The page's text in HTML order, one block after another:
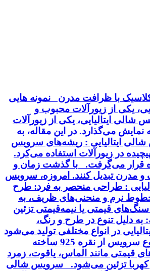
با ظرافت مدرن نمونه هایی
یکی از زیورآلات محبوب و
ایتالیایی، یکی از زیورآلات
می‌گذارد. در این مقاله، به
شالی ایتالیایی : ریشه‌های سرویس
در زیورآلات استفاده می‌کرد.
قرار می‌گرفت. با گذشت زمان و
و مدرن تبدیل کنند. امروزه، سرویس
: طراحی منحصر به فرد: طرح
نرم و منحنی‌های ظریف، به
قیمتی یا نیمه‌قیمتی تزئین
دلیل تنوع در طرح و رنگ،
در انواع مختلفی تولید می‌شود
که از نظر جنس، طرح و سنگ‌های تزئینی با هم تفاوت دارند. برخی از انواع رایج این سرویس عبارتند از: سرویس شالی نقره: این نوع سرویس از نقره 925 ساخته
از طلای 18 یا 24 عیار ساخته می‌شود و با سنگ‌های قیمتی مانند الماس، یاقوت، زمرد
کهربا تزئین می‌شود. سرویس شالی